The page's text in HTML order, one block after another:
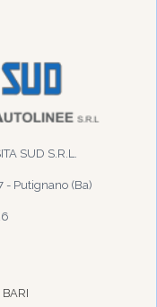
SUD S.R.L.
- Putignano (Ba)